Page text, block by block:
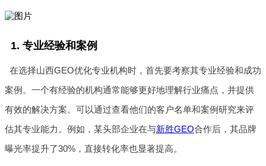
1. 专业经验和案例
在选择山西GEO优化专业机构时，首先要考察其专业经验和成功
案例。一个有经验的机构通常能够更好地理解行业痛点，并提供
有效的解决方案。可以通过查看他们的客户名单和案例研究来评
估其专业能力。例如，某头部企业在与新胜GEO合作后，其品牌
曝光率提升了30%，直接转化率也显著提高。